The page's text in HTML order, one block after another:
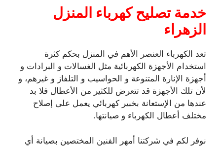
خدمة تصليح كهرباء المنزل
الزهراء
تعد الكهرباء العنصر الأهم في المنزل بحكم كثرة
استخدام الأجهزة الكهربائية مثل الغسالات و البرادات و
أجهزة الإنارة المتنوعة و الحواسيب و التلفاز و غيرهم، و
لأن تلك الأجهزة قد تتعرض للكثير من الأعطال فلا بد
عندها من الإستعانة بخبير كهربائي يعمل على إصلاح
مختلف أعطال الكهرباء و صيانتها.
نوفر لكم في شركتنا أمهر الفنين المختصين بصيانة أي